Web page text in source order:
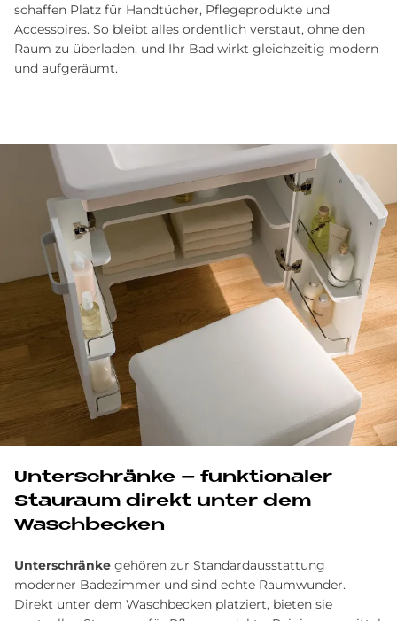
schaffen Platz für Handtücher, Pflegeprodukte und
Accessoires. So bleibt alles ordentlich verstaut, ohne den
Raum zu überladen, und Ihr Bad wirkt gleichzeitig modern
und aufgeräumt.
Un­ter­schrän­ke – funk­tio­na­ler
Stau­raum di­re­kt un­ter dem
Wasch­becken
Unterschränke gehören zur Standardausstattung
moderner Badezimmer und sind echte Raumwunder.
Direkt unter dem Waschbecken platziert, bieten sie